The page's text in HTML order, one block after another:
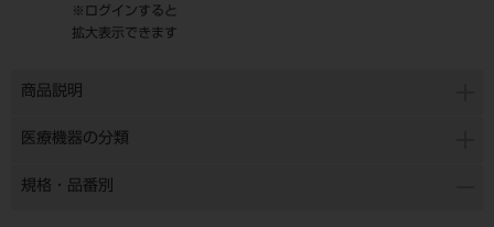
※ログインすると
拡大表示できます
商品説明
医療機器の分類
規格・品番別